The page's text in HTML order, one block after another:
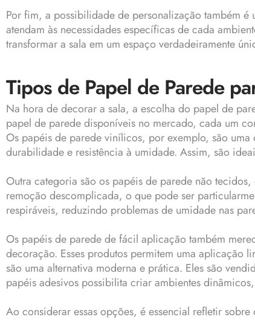
Por fim, a possibilidade de personalização também
atendam às necessidades específicas de cada
transformar a sala em um espaço verdadeiramente
Tipos de Papel de Parede
Na hora de decorar a sala, a escolha do papel de
papel de parede disponíveis no mercado, cada um
Os papéis de parede vinílicos, por exemplo, são
durabilidade e resistência à umidade. Assim, são
Outra categoria são os papéis de parede não
remoção descomplicada, o que pode ser
respiráveis, reduzindo problemas de umidade nas
Os papéis de parede de fácil aplicação também
decoração. Esses produtos permitem uma aplicação
são uma alternativa moderna e prática. Eles são
papéis adesivos possibilita criar ambientes
Ao considerar essas opções, é essencial refletir